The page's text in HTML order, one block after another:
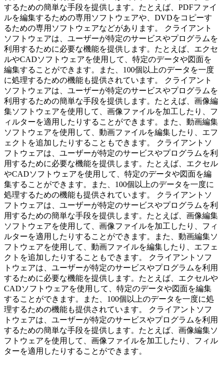
するための簡単な手段を提供します。たとえば、PDFファイ
ルを編集するための専用ソフトウェアや、DVDをコピーす
るための専用ソフトウェアなどがあります。 クライアント
ソフトウェアは、ユーザーが特定のサービスやプログラムを
利用するために必要な機能を提供します。たとえば、エクセ
ルやCADソフトウェアを使用して、特定のデータや図面を
編集することができます。また、100個以上のデータを一度
に処理するための機能も提供されています。 クライアント
ソフトウェアは、ユーザーが特定のサービスやプログラムを
利用するための簡単な手段を提供します。たとえば、画像編
集ソフトウェアを使用して、画像ファイルを加工したり、フ
ィルターを適用したりすることができます。また、動画編集
ソフトウェアを使用して、動画ファイルを編集したり、エフ
ェクトを追加したりすることもできます。 クライアントソ
フトウェアは、ユーザーが特定のサービスやプログラムを利
用するために必要な機能を提供します。たとえば、エクセル
やCADソフトウェアを使用して、特定のデータや図面を編
集することができます。また、100個以上のデータを一度に
処理するための機能も提供されています。 クライアントソ
フトウェアは、ユーザーが特定のサービスやプログラムを利
用するための簡単な手段を提供します。たとえば、画像編集
ソフトウェアを使用して、画像ファイルを加工したり、フィ
ルターを適用したりすることができます。また、動画編集ソ
フトウェアを使用して、動画ファイルを編集したり、エフェ
クトを追加したりすることもできます。 クライアントソフ
トウェアは、ユーザーが特定のサービスやプログラムを利用
するために必要な機能を提供します。たとえば、エクセルや
CADソフトウェアを使用して、特定のデータや図面を編集
することができます。また、100個以上のデータを一度に処
理するための機能も提供されています。 クライアントソフ
トウェアは、ユーザーが特定のサービスやプログラムを利用
するための簡単な手段を提供します。たとえば、画像編集ソ
フトウェアを使用して、画像ファイルを加工したり、フィル
ターを適用したりすることができます。